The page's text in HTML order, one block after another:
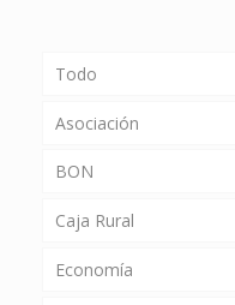
Todo
Asociación
BON
Caja Rural
Economía